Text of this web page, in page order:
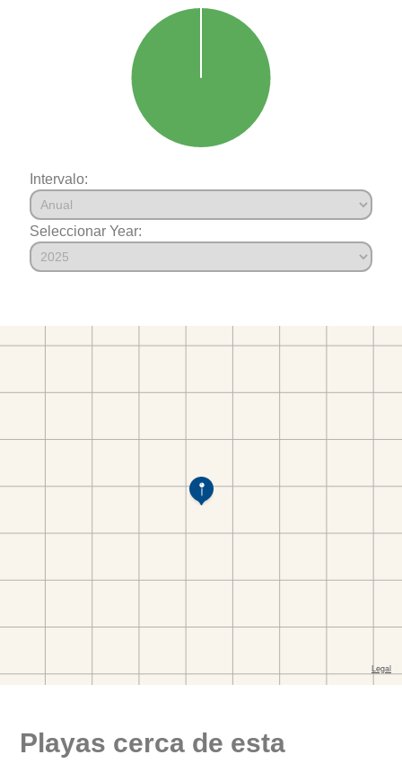
Intervalo:
Seleccionar Year:
Playas cerca de esta